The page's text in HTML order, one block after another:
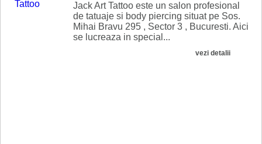
Jack Art Tattoo este un salon profesional
de tatuaje si body piercing situat pe Sos.
Mihai Bravu 295 , Sector 3 , Bucuresti. Aici
se lucreaza in special...
vezi detalii